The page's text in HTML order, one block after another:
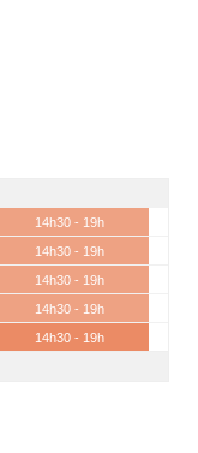
14h30 - 19h
14h30 - 19h
14h30 - 19h
14h30 - 19h
14h30 - 19h